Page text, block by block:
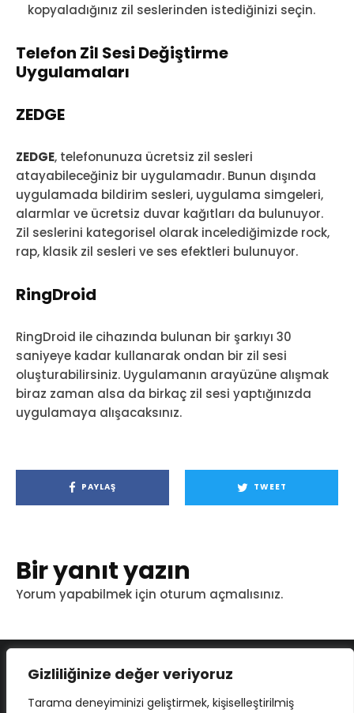
Gizliliğinize değer veriyoruz
Tarama deneyiminizi geliştirmek, kişiselleştirilmiş
kopyaladığınız zil seslerinden istediğinizi seçin.
Telefon Zil Sesi Değiştirme
Uygulamaları
ZEDGE
ZEDGE, telefonunuza ücretsiz zil sesleri
atayabileceğiniz bir uygulamadır. Bunun dışında
uygulamada bildirim sesleri, uygulama simgeleri,
alarmlar ve ücretsiz duvar kağıtları da bulunuyor.
Zil seslerini kategorisel olarak incelediğimizde rock,
rap, klasik zil sesleri ve ses efektleri bulunuyor.
RingDroid
RingDroid ile cihazında bulunan bir şarkıyı 30
saniyeye kadar kullanarak ondan bir zil sesi
oluşturabilirsiniz. Uygulamanın arayüzüne alışmak
biraz zaman alsa da birkaç zil sesi yaptığınızda
uygulamaya alışacaksınız.
PAYLAŞ TWEET
Bir yanıt yazın
Yorum yapabilmek için oturum açmalısınız.